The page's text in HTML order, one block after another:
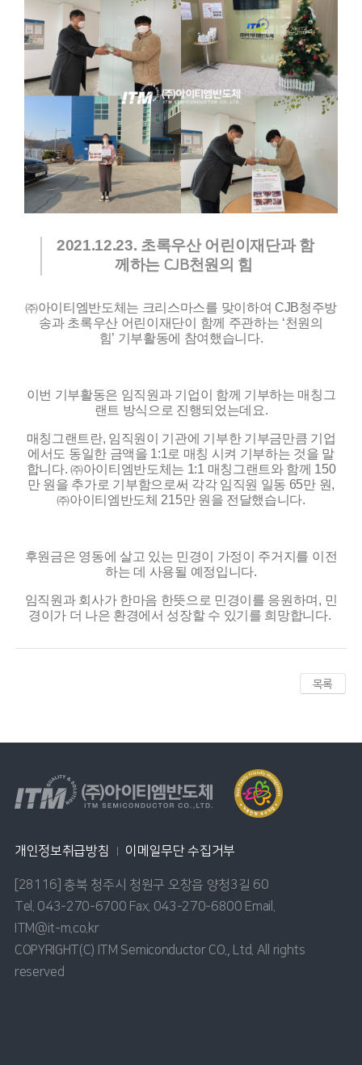
2021.12.23. 초록우산 어린이재단과 함
께하는 CJB천원의 힘
㈜아이티엠반도체는 크리스마스를 맞이하여 CJB청주방
송과 초록우산 어린이재단이 함께 주관하는 ‘천원의
힘’ 기부활동에 참여했습니다.
이번 기부활동은 임직원과 기업이 함께 기부하는 매칭그
랜트 방식으로 진행되었는데요.
매칭그랜트란, 임직원이 기관에 기부한 기부금만큼 기업
에서도 동일한 금액을 1:1로 매칭 시켜 기부하는 것을 말
합니다. ㈜아이티엠반도체는 1:1 매칭그랜트와 함께 150
만 원을 추가로 기부함으로써 각각 임직원 일동 65만 원,
㈜아이티엠반도체 215만 원을 전달했습니다.
후원금은 영동에 살고 있는 민경이 가정이 주거지를 이전
하는 데 사용될 예정입니다.
임직원과 회사가 한마음 한뜻으로 민경이를 응원하며 , 민
경이가 더 나은 환경에서 성장할 수 있기를 희망합니다.
목록
개인정보취급방침 이메일무단 수집거부
[28116] 충북 청주시 청원구 오창읍 양청3길 60
Tel. 043-270-6700 Fax. 043-270-6800 Email.
ITM@it-m.co.kr
COPYRIGHT(C) ITM Semiconductor CO., Ltd. All rights
reserved